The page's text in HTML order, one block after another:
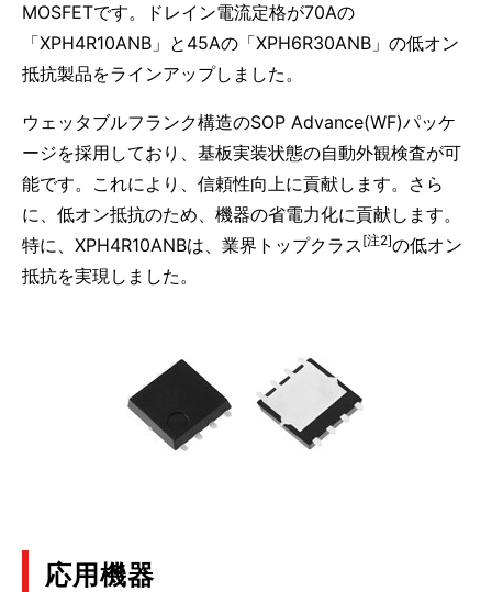
MOSFETです。ドレイン電流定格が70Aの
「XPH4R10ANB」と45Aの「XPH6R30ANB」の低オン
抵抗製品をラインアップしました。
ウェッタブルフランク構造のSOP Advance(WF)パッケ
ージを採用しており、基板実装状態の自動外観検査が可
能です。これにより、信頼性向上に貢献します。さら
に、低オン抵抗のため、機器の省電力化に貢献します。
特に、XPH4R10ANBは、業界トップクラス [注2]の低オン
抵抗を実現しました。
応用機器